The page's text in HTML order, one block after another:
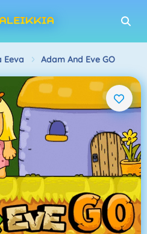
Eeva Adam And Eve GO